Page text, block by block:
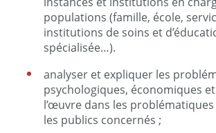
populations (famille, école,
institutions de soins et
spécialisée…).
analyser et expliquer les
psychologiques, économiques
l’œuvre dans les
les publics concernés ;